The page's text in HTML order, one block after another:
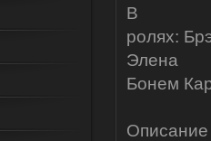
В
ролях:
Элена
Бонем
Описание